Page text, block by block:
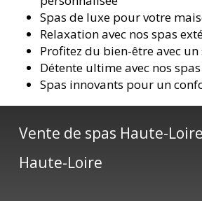
Spas de luxe pour votre
Relaxation avec nos spas
Profitez du bien-être avec un
Détente ultime avec nos spas
Spas innovants pour un
Vente de spas Haute-
Haute-Loire